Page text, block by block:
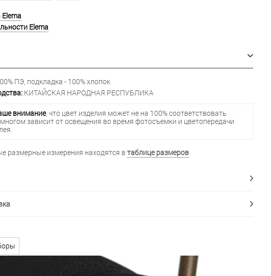
Elema
ПЭ, подкладка - 100% хлопок
КИТАЙСКАЯ НАРОДНАЯ РЕСПУБЛИКА
внимание, что цвет изделия может не на 100% соответствовать
зависит от освещения во время фотосъемки и цветопередачи
размерные измерения находятся в таблице размеров